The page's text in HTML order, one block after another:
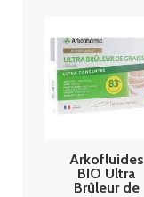
Arkofluides
BIO Ultra
Brûleur de